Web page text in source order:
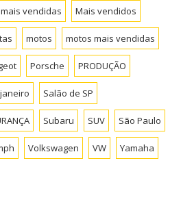
mais vendidas Mais vendidos
motos motos mais vendidas
Porsche PRODUÇÃO
Salão de SP
Subaru SUV São Paulo
Volkswagen VW Yamaha